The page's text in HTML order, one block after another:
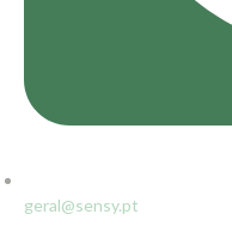
geral@sensy.pt